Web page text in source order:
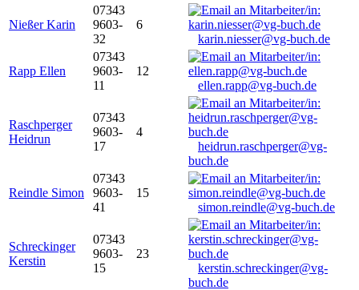
Nießer Karin
07343
9603-
32
6
karin.niesser@vg-buch.de
Rapp Ellen
07343
9603-
11
12
ellen.rapp@vg-buch.de
Raschperger
Heidrun
07343
9603-
17
4
heidrun.raschperger@vg-
buch.de
Reindle Simon
07343
9603-
41
15
simon.reindle@vg-buch.de
Schreckinger
Kerstin
07343
9603-
15
23
kerstin.schreckinger@vg-
buch.de